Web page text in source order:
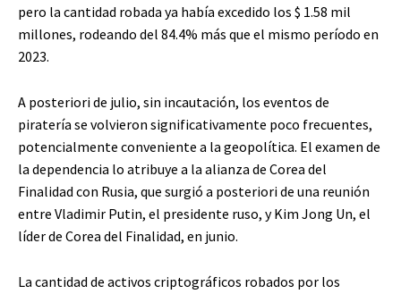
pero la cantidad robada ya había excedido los $ 1.58 mil
millones, rodeando del 84.4% más que el mismo período en
2023.
A posteriori de julio, sin incautación, los eventos de
piratería se volvieron significativamente poco frecuentes,
potencialmente conveniente a la geopolítica. El examen de
la dependencia lo atribuye a la alianza de Corea del
Finalidad con Rusia, que surgió a posteriori de una reunión
entre Vladimir Putin, el presidente ruso, y Kim Jong Un, el
líder de Corea del Finalidad, en junio.
La cantidad de activos criptográficos robados por los